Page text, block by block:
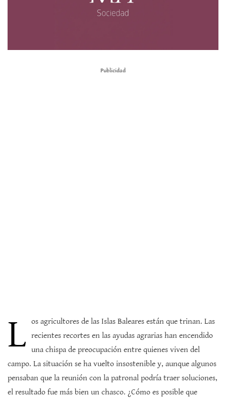
Publicidad
L os agricultores de las Islas Baleares están que trinan. Las
recientes recortes en las ayudas agrarias han encendido
una chispa de preocupación entre quienes viven del
campo. La situación se ha vuelto insostenible y, aunque algunos
pensaban que la reunión con la patronal podría traer soluciones,
el resultado fue más bien un chasco. ¿Cómo es posible que